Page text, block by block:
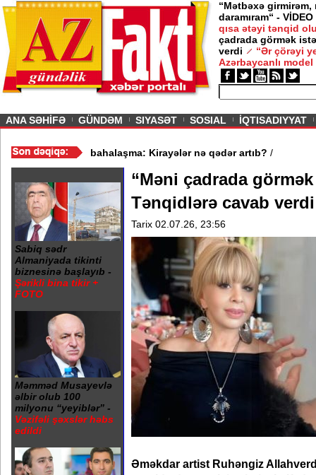
“Mətbəxə girmirəm,
daramıram“ - VİDEO
qısa ətəyi tənqid
çadrada görmək
verdi
“Ər çörəyi
Azərbaycanlı model
ANA SƏHİFƏ GÜNDƏM SIYASƏT SOSIAL İQTISADIYYAT
/Mənzil bazarında bahalaşma: Kirayələr nə qədər artıb?
Sabiq sədr
Almaniyada tikinti
biznesinə başlayıb -
Şərikli bina tikir +
FOTO
Məmməd Musayevlə
əlbir olub 100
milyonu “yeyiblər” -
Vəzifəli şəxslər həbs
edildi
“Məni çadrada
Tənqidlərə cavab verdi
Tarix 02.07.26, 23:56
Əməkdar artist Ruhəngiz